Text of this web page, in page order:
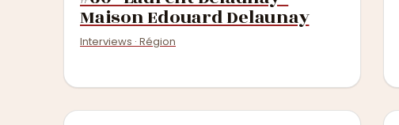
Maison Edouard Delaunay
Interviews · Région